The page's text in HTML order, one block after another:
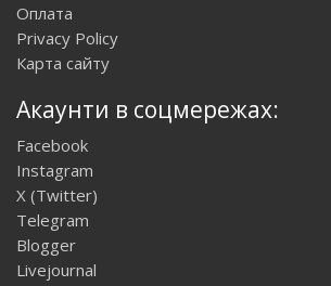
Оплата
Privacy Policy
Карта сайту
Акаунти в соцмережах:
Facebook
Instagram
X (Twitter)
Telegram
Blogger
Livejournal